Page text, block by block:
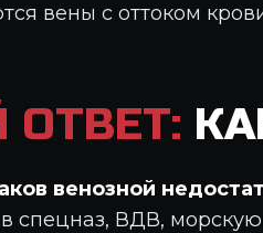
вены с оттоком
ОТВЕТ:
венозной
спецназ, ВДВ, морскую